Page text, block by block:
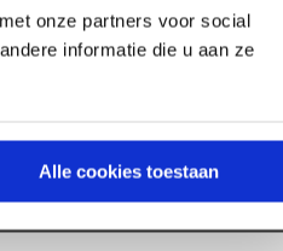
onze partners voor social
informatie die u aan ze
Alle cookies toestaan
RVS
Gevelschroef
Cilinderkop
38
Torx TX-20